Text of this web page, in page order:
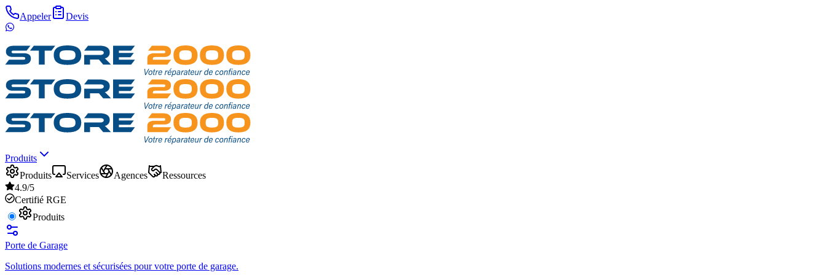
Appeler Devis
Produits
Produits
Services Agences
Ressources
4.9/5
Certifié RGE
Produits
Porte de Garage
Solutions modernes et sécurisées pour votre porte de garage.